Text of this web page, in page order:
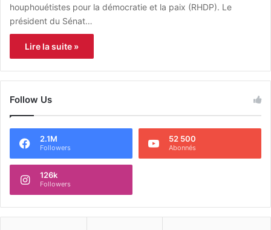
houphouétistes pour la démocratie et la paix (RHDP). Le
président du Sénat…
Lire la suite »
Follow Us
2.1M
Followers
52 500
Abonnés
126k
Followers